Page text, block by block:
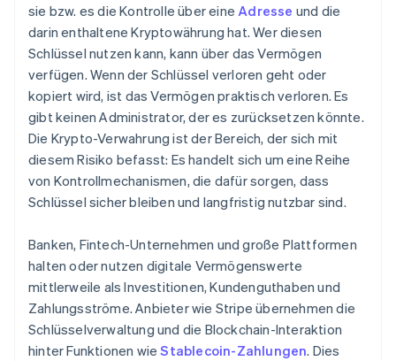
sie bzw. es die Kontrolle über eineAdresse und die
darin enthaltene Kryptowährung hat. Wer diesen
Schlüssel nutzen kann, kann über das Vermögen
verfügen. Wenn der Schlüssel verloren geht oder
kopiert wird, ist das Vermögen praktisch verloren. Es
gibt keinen Administrator, der es zurücksetzen könnte.
Die Krypto-Verwahrung ist der Bereich, der sich mit
diesem Risiko befasst: Es handelt sich um eine Reihe
von Kontrollmechanismen, die dafür sorgen, dass
Schlüssel sicher bleiben und langfristig nutzbar sind.
Banken, Fintech-Unternehmen und große Plattformen
halten oder nutzen digitale Vermögenswerte
mittlerweile als Investitionen, Kundenguthaben und
Zahlungsströme. Anbieter wie Stripe übernehmen die
Schlüsselverwaltung und die Blockchain-Interaktion
hinter Funktionen wieStablecoin-Zahlungen. Dies